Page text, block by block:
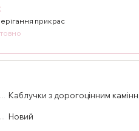
прикрас
Каблучки з дорогоцінним
Новий